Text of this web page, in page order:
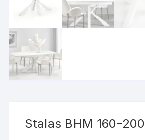
Stalas BHM 160-200